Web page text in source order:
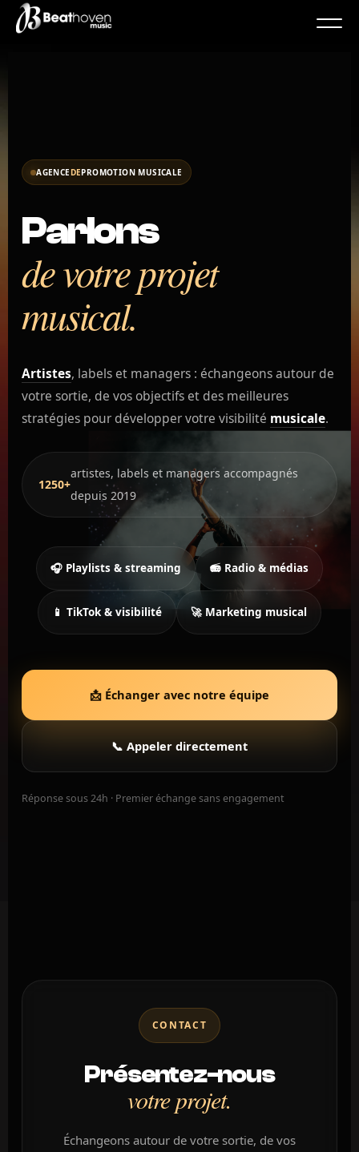
AGENCE DEPROMOTION MUSICALE
Parlons
de votre projet
musical.
Artistes, labels et managers : échangeons autour de
votre sortie, de vos objectifs et des meilleures
stratégies pour développer votre visibilité musicale.
1250+
artistes, labels et managers accompagnés
depuis 2019
🎧 Playlists & streaming 📻 Radio & médias
📱 TikTok& visibilité 🚀 Marketing musical
📩 Échanger avec notre équipe
📞 Appeler directement
Réponse sous 24h · Premier échange sans engagement
CONTACT
Présentez-nous
votre projet.
Échangeons autour de votre sortie, de vos